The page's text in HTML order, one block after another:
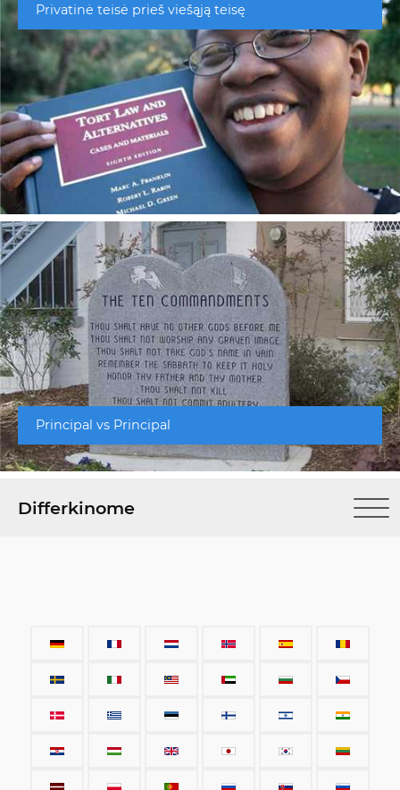
Privatinė teisė prieš viešąją teisę
Principal vs Principal
Differkinome